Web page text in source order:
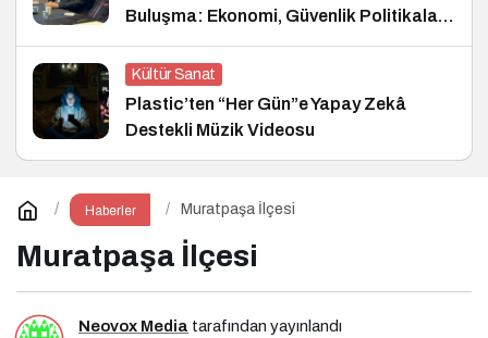
Buluşma: Ekonomi, Güvenlik Politikaları
ve Hukuk Konferansı
Kültür Sanat
Plastic’ten “Her Gün”e Yapay Zekâ
Destekli Müzik Videosu
Haberler Muratpaşa İlçesi
Muratpaşa İlçesi
Neovox Media tarafından yayınlandı